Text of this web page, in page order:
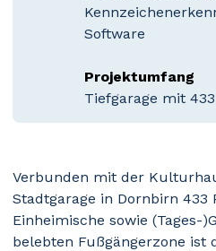
Software
Projektumfang
Tiefgarage mit
Verbunden mit der
Stadtgarage in Dornbirn
Einheimische sowie (Tages-
belebten Fußgängerzone ist